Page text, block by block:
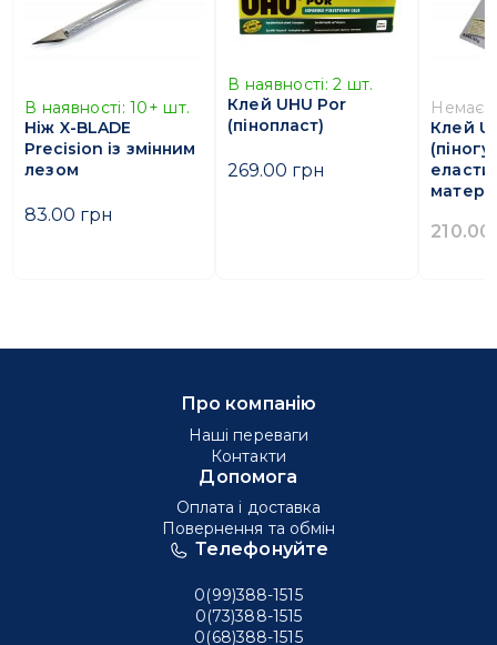
В наявності: 10+ шт.
Ніж X-BLADE
Precision із змінним
лезом
83.00 грн
В наявності: 2 шт.
Клей UHU Por
(пінопласт)
269.00 грн
Немає
Клей
210.00
Телефонуйте
0(99)388-1515
0(73)388-1515
0(68)388-1515
Про компанію
Наші переваги
Контакти
Допомога
Оплата і доставка
Повернення та обмін